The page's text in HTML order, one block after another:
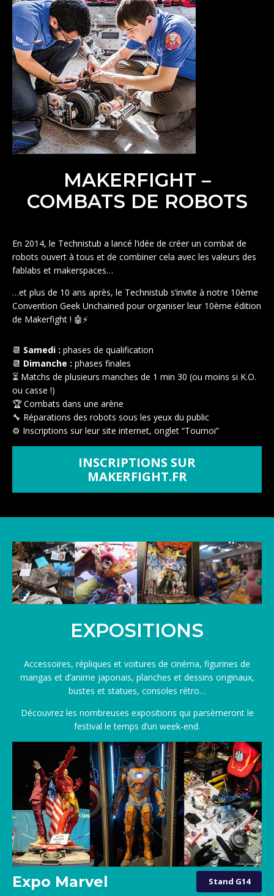
MAKERFIGHT –
COMBATS DE ROBOTS
En 2014, le Technistub a lancé l’idée de créer un combat de
robots ouvert à tous et de combiner cela avec les valeurs des
fablabs et makerspaces…
…et plus de 10 ans après, le Technistub s’invite à notre 10ème
Convention Geek Unchained pour organiser leur 10ème édition
de Makerfight ! 🤖⚡
📆 Samedi : phases de qualification
📆 Dimanche : phases finales
⏳ Matchs de plusieurs manches de 1 min 30 (ou moins si K.O.
ou casse !)
🏆 Combats dans une arène
🔧 Réparations des robots sous les yeux du public
⚙ Inscriptions sur leur site internet, onglet “Tournoi”
INSCRIPTIONS SUR
MAKERFIGHT.FR
EXPOSITIONS
Accessoires, répliques et voitures de cinéma, figurines de
mangas et d’anime japonais, planches et dessins originaux,
bustes et statues, consoles rétro…
Découvrez les nombreuses expositions qui parsèmeront le
festival le temps d’un week-end.
Expo Marvel Stand G14